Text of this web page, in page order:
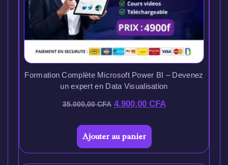
Formation Complète Microsoft Power BI – Devenez
un expert en Data Visualisation
35.000,00CFA 4.900,00 CFA
Ajouter au panier